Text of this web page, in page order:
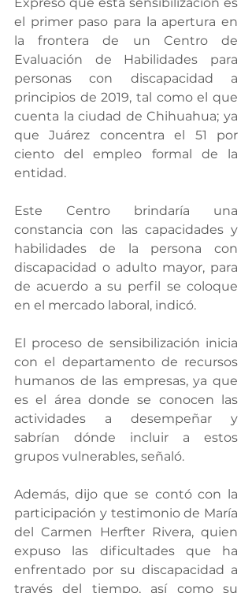
el primer paso para la apertura en
la frontera de un Centro de
Evaluación de Habilidades para
personas con discapacidad a
principios de 2019, tal como el que
cuenta la ciudad de Chihuahua; ya
que Juárez concentra el 51 por
ciento del empleo formal de la
entidad.
Este Centro brindaría una
constancia con las capacidades y
habilidades de la persona con
discapacidad o adulto mayor, para
de acuerdo a su perfil se coloque
en el mercado laboral, indicó.
El proceso de sensibilización inicia
con el departamento de recursos
humanos de las empresas, ya que
es el área donde se conocen las
actividades a desempeñar y
sabrían dónde incluir a estos
grupos vulnerables, señaló.
Además, dijo que se contó con la
participación y testimonio de María
del Carmen Herfter Rivera, quien
expuso las dificultades que ha
enfrentado por su discapacidad a
través del tiempo, así como su